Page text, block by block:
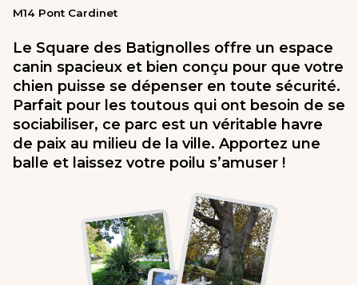
M14 Pont Cardinet
Le Square des Batignolles offre un espace
canin spacieux et bien conçu pour que votre
chien puisse se dépenser en toute sécurité.
Parfait pour les toutous qui ont besoin de se
sociabiliser, ce parc est un véritable havre
de paix au milieu de la ville. Apportez une
balle et laissez votre poilu s’amuser !